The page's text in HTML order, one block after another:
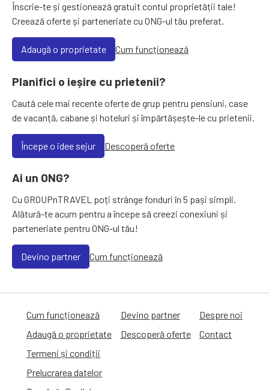
Înscrie-te și gestionează gratuit contul proprietății tale!
Creează oferte și parteneriate cu ONG-ul tău preferat.
Adaugă o proprietate Cum funcționează
Planifici o ieșire cu prietenii?
Caută cele mai recente oferte de grup pentru pensiuni, case
de vacanță, cabane și hoteluri și împărtășește-le cu prietenii.
Începe o idee sejur Descoperă oferte
Ai un ONG?
Cu GROUPnTRAVEL poți strânge fonduri în 5 pași simpli.
Alătură-te acum pentru a începe să creezi conexiuni și
parteneriate pentru ONG-ul tău!
Devino partner Cum funcționează
Cum funcționează
Adaugă o proprietate
Devino partner
Descoperă oferte
Despre noi
Contact
Termeni și condiții
Prelucrarea datelor